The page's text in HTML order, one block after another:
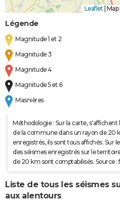
Leaflet |
Légende
Magnitude 1 et 2
Magnitude 3
Magnitude 4
Magnitude 5 et 6
Masnières
Méthodologie : Sur la carte, s'affichent
de la commune dans un rayon de 20
enregistrés, ils sont tous affichés. Sur
des séismes enregistrés sur le
de 20 km sont comptabilisés. Source :
Liste de tous les séismes
aux alentours